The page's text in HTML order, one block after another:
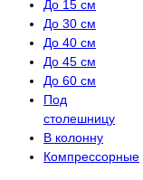
До 15 см
До 30 см
До 40 см
До 45 см
До 60 см
Под
столешницу
В колонну
Компрессорные